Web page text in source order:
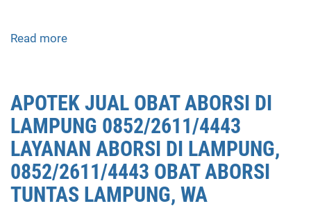
Read more
ABORSI
LAMPUNG
0852/2611/4443
LAYANAN
ABORSI
DI
APOTEK JUAL OBAT ABORSI DI
LAMPUNG 0852/2611/4443
LAYANAN ABORSI DI LAMPUNG,
0852/2611/4443 OBAT ABORSI
TUNTAS LAMPUNG, WA